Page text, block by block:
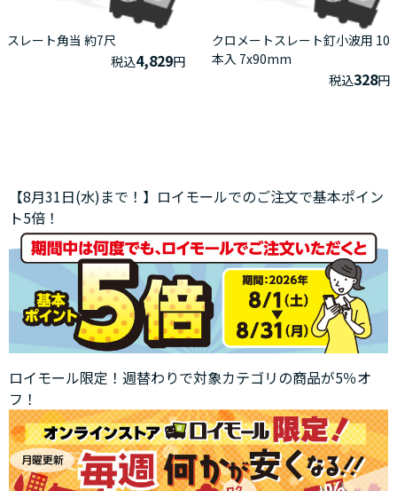
スレート角当 約7尺
税込4,829円
クロメートスレート釘小波用 10
本入 7x90mm
税込328円
【8月31日(水)まで！】ロイモールでのご注文で基本ポイン
ト5倍！
ロイモール限定！週替わりで対象カテゴリの商品が5％オ
フ！